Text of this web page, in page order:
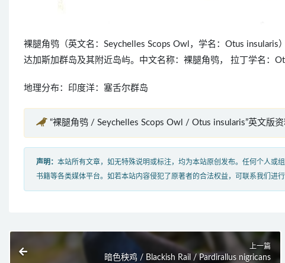
裸腿角鸮（英文名：Seychelles Scops Owl，学名：Otus
达加斯加群岛及其附近岛屿。中文名称：裸腿角鸮， 拉丁学名：
地理分布：印度洋：塞舌尔群岛
“裸腿角鸮 / Seychelles Scops Owl / Otus insularis”英文版资
声明： 本站所有文章，如无特殊说明或标注，均为本站原创发布。任何个人或
书籍等各类媒体平台。如若本站内容侵犯了原著者的合法权益，可联系我们进行
上一篇
暗色秧鸡 / Blackish Rail / Pardirallus nigricans